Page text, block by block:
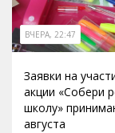
ВЧЕРА, 22:47
Заявки на
акции «Собери
школу»
августа